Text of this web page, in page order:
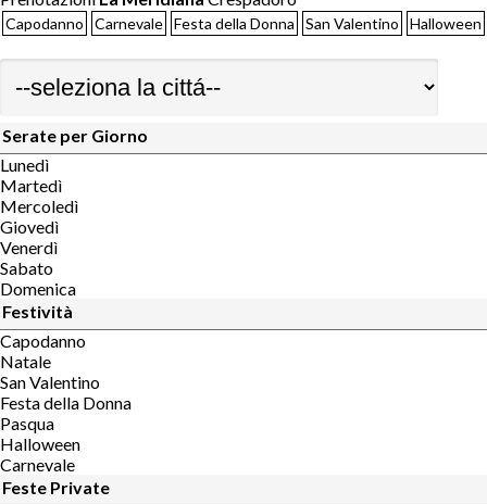
Capodanno Carnevale Festa della Donna San Valentino Halloween
Serate per Giorno
Lunedì
Martedì
Mercoledì
Giovedì
Venerdì
Sabato
Domenica
Festività
Capodanno
Natale
San Valentino
Festa della Donna
Pasqua
Halloween
Carnevale
Feste Private